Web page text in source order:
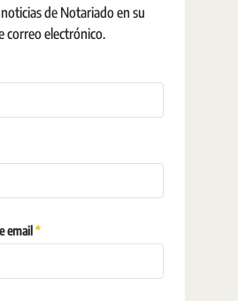
navegar.
noticias de Notariado en su
correo electrónico.
email Obligatori